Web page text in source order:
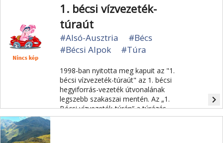
1. bécsi vízvezeték-
túraút
#Alsó-Ausztria
#Bécs
#Bécsi Alpok
#Túra
1998-ban nyitotta meg kapuit az "1.
bécsi vízvezeték-túraút" az 1. bécsi
hegyiforrás-vezeték útvonalának
legszebb szakaszai mentén. Az „1.
Bécsi vízvezeték-túrán“ a túrázás
szerelmesei a sok helyen még
navigate_next